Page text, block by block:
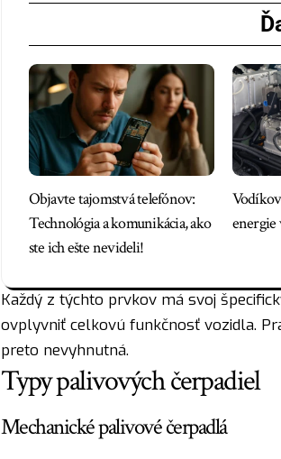
Objavte tajomstvá telefónov:
Technológia a komunikácia, ako
ste ich ešte nevideli!
energie
Každý z týchto prvkov má svoj
ovplyvniť celkovú funkčnosť vozidla.
preto nevyhnutná.
Typy palivových čerpadiel
Mechanické palivové čerpadlá